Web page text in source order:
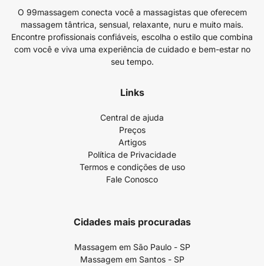
O 99massagem conecta você a massagistas que oferecem
massagem tântrica, sensual, relaxante, nuru e muito mais.
Encontre profissionais confiáveis, escolha o estilo que combina
com você e viva uma experiência de cuidado e bem-estar no
seu tempo.
Links
Central de ajuda
Preços
Artigos
Política de Privacidade
Termos e condições de uso
Fale Conosco
Cidades mais procuradas
Massagem em São Paulo - SP
Massagem em Santos - SP